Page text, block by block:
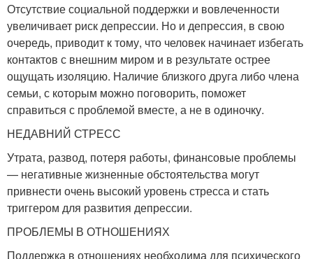
Отсутствие социальной поддержки и вовлеченности
увеличивает риск депрессии. Но и депрессия, в свою
очередь, приводит к тому, что человек начинает избегать
контактов с внешним миром и в результате острее
ощущать изоляцию. Наличие близкого друга либо члена
семьи, с которым можно поговорить, поможет
справиться с проблемой вместе, а не в одиночку.
НЕДАВНИЙ СТРЕСС
Утрата, развод, потеря работы, финансовые проблемы
— негативные жизненные обстоятельства могут
привнести очень высокий уровень стресса и стать
триггером для развития депрессии.
ПРОБЛЕМЫ В ОТНОШЕНИЯХ
Поддержка в отношениях необходима для психического